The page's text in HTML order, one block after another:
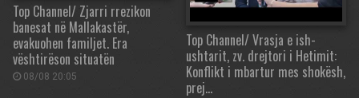
Top Channel/ Zjarri rrezikon
banesat në Mallakastër,
evakuohen familjet. Era
vështirëson situatën
08/08 20:05
Top Channel/ Vrasja e ish-
ushtarit, zv. drejtori i Hetimit:
Konflikt i mbartur mes shokësh,
prej…